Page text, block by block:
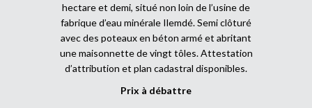
hectare et demi, situé non loin de l’usine de
fabrique d’eau minérale Ilemdé. Semi clôturé
avec des poteaux en béton armé et abritant
une maisonnette de vingt tôles. Attestation
d’attribution et plan cadastral disponibles.
Prix à débattre